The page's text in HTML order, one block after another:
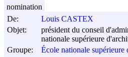
De:
Louis CASTEX
Objet:
président du conseil
nationale supérieure
Groupe:
École nationale supérieure
nomination